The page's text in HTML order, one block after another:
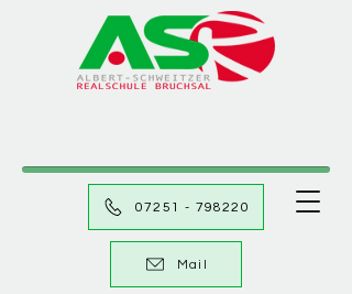
Mail
07251 - 798220